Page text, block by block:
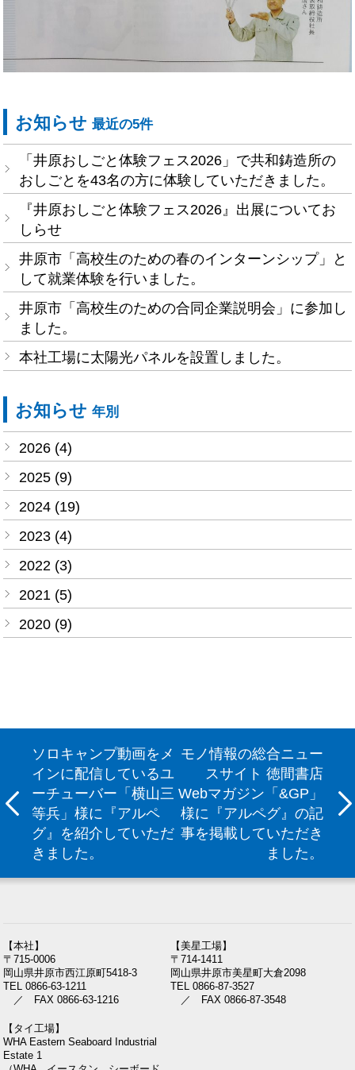
お知らせ最近の5件
「井原おしごと体験フェス2026」で共和鋳造所の
おしごとを43名の方に体験していただきました。
『井原おしごと体験フェス2026』出展についてお
しらせ
井原市「高校生のための春のインターンシップ」と
して就業体験を行いました。
井原市「高校生のための合同企業説明会」に参加し
ました。
本社工場に太陽光パネルを設置しました。
お知らせ年別
2026 (4)
2025 (9)
2024 (19)
2023 (4)
2022 (3)
2021 (5)
2020 (9)
ソロキャンプ動画をメ
インに配信しているユ
ーチューバー「横山三
等兵」様に『アルペ
グ』を紹介していただ
きました。
モノ情報の総合ニュー
スサイト 徳間書店
Webマガジン「&GP」
様に『アルペグ』の記
事を掲載していただき
ました。
【本社】
〒715-0006
岡山県井原市西江原町5418-3
TEL 0866-63-1211
／ FAX 0866-63-1216
【美星工場】
〒714-1411
岡山県井原市美星町大倉2098
TEL 0866-87-3527
／ FAX 0866-87-3548
【タイ工場】
WHA Eastern Seaboard Industrial
Estate 1